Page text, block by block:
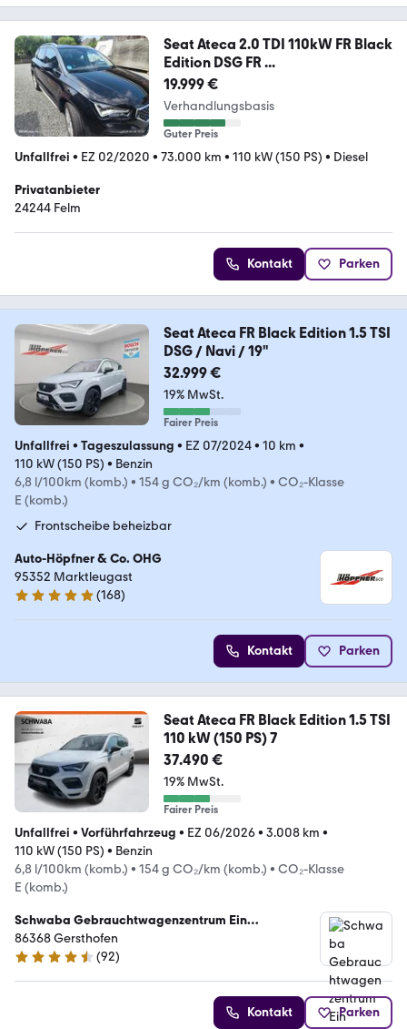
Seat Ateca 2.0 TDI 110kW FR Black
Edition DSG FR ...
19.999 €
Verhandlungsbasis
Guter Preis
Unfallfrei • EZ 02/2020 • 73.000 km • 110 kW (150 PS) • Diesel
Privatanbieter
24244 Felm
Kontakt Parken
Seat Ateca FR Black Edition 1.5 TSI
DSG / Navi / 19"
32.999 €
19% MwSt.
Fairer Preis
Unfallfrei • Tageszulassung • EZ 07/2024• 10 km •
110 kW (150 PS) • Benzin
6,8 l/100km (komb.) • 154 g CO₂/km (komb.) • CO₂-Klasse
E (komb.)
Frontscheibe beheizbar
Auto-Höpfner & Co. OHG
95352 Marktleugast
5 Sterne
(168)
Kontakt Parken
Seat Ateca FR Black Edition 1.5 TSI
110 kW (150 PS) 7
37.490 €
19% MwSt.
Fairer Preis
Unfallfrei • Vorführfahrzeug • EZ 06/2026• 3.008 km •
110 kW (150 PS) • Benzin
6,8 l/100km (komb.) • 154 g CO₂/km (komb.) • CO₂-Klasse
E (komb.)
Schwaba Gebrauchtwagenzentrum Ein
Unternehmen der Schwaba GmbH
86368 Gersthofen
4.5 Sterne
(92)
Kontakt Parken